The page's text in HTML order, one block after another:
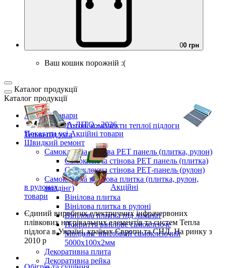
00 грн
Ваш кошик порожній :(
Каталог продукції
Каталог продукції
Акційні товари
ВЕСНА-ЛІТО - 2026
Показати усі Акційні товари
Швидкий ремонт
Самоклеюча стінова PET панель (плитка, рулон)
Самоклеюча стінова PET панель (плитка)
Самоклеюча стінова РЕТ-панель (рулон)
Самоклеюча вінілова плитка (плитка, рулон,
молдінг)
Вінілова плитка
Вінілова плитка в рулоні
Вінілова плитка під ламінат
Покриття вінілове самоклеюче
Молдинг вініловий самоклеючий
5000х100х2мм
Декоративна плита
Декоративна рейка
Готові комплекти теплої підлоги
Тепла підлога
в рулонах
Акційні
товари
Єдиний виробникелектричних інфрачервоних
плівкових нагрівальних елементів та систем Тепла
підлога в Україні, країнах Європи та СНД.На ринку з
2010 р